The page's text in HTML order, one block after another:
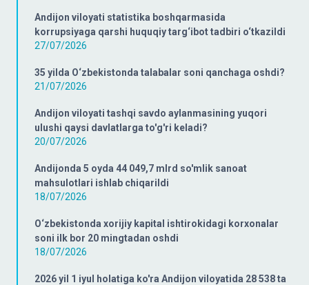
Andijon viloyati statistika boshqarmasida
korrupsiyaga qarshi huquqiy targ‘ibot tadbiri o‘tkazildi
27/07/2026
35 yilda O‘zbekistonda talabalar soni qanchaga oshdi?
21/07/2026
Andijon viloyati tashqi savdo aylanmasining yuqori
ulushi qaysi davlatlarga to'g'ri keladi?
20/07/2026
Andijonda 5 oyda 44 049,7 mlrd so'mlik sanoat
mahsulotlari ishlab chiqarildi
18/07/2026
O‘zbekistonda xorijiy kapital ishtirokidagi korxonalar
soni ilk bor 20 mingtadan oshdi
18/07/2026
2026 yil 1 iyul holatiga ko'ra Andijon viloyatida 28 538 ta